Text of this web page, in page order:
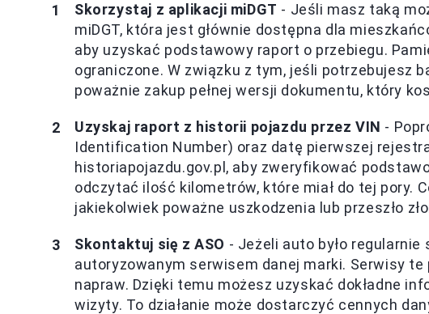
Skorzystaj z aplikacji miDGT - Jeśli masz taką
miDGT, która jest głównie dostępna dla
aby uzyskać podstawowy raport o przebiegu.
ograniczone. W związku z tym, jeśli potrzebujesz
poważnie zakup pełnej wersji dokumentu, który
Uzyskaj raport z historii pojazdu przez VIN -
Identification Number) oraz datę pierwszej
historiapojazdu.gov.pl, aby zweryfikować
odczytać ilość kilometrów, które miał do tej pory.
jakiekolwiek poważne uszkodzenia lub przeszło
Skontaktuj się z ASO - Jeżeli auto było
autoryzowanym serwisem danej marki. Serwisy
napraw. Dzięki temu możesz uzyskać dokładne
wizyty. To działanie może dostarczyć cennych